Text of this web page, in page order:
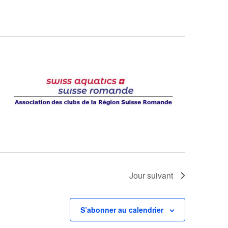
Jour suivant
S’abonner au calendrier